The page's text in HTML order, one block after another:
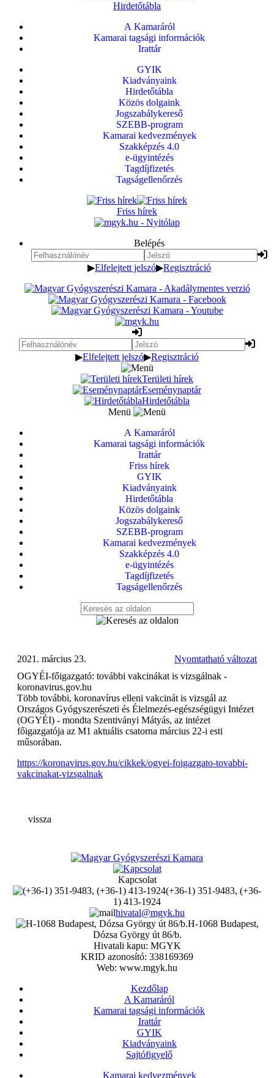
Hirdetőtábla
A Kamaráról
Kamarai tagsági információk
Irattár
GYIK
Kiadványaink
Hirdetőtábla
Közös dolgaink
Jogszabálykereső
SZEBB-program
Kamarai kedvezmények
Szakképzés 4.0
e-ügyintézés
Tagdíjfizetés
Tagságellenőrzés
Friss hírek
Belépés
▶Elfelejtett jelszó▶Regisztráció
▶Elfelejtett jelszó▶Regisztráció
Területi hírek
Eseménynaptár
Hirdetőtábla
Menü
A Kamaráról
Kamarai tagsági információk
Irattár
Friss hírek
GYIK
Kiadványaink
Hirdetőtábla
Közös dolgaink
Jogszabálykereső
SZEBB-program
Kamarai kedvezmények
Szakképzés 4.0
e-ügyintézés
Tagdíjfizetés
Tagságellenőrzés
Nyomtatható változat
2021. március 23.
OGYÉI-főigazgató: további vakcinákat is vizsgálnak -
koronavirus.gov.hu
Több további, koronavírus elleni vakcinát is vizsgál az
Országos Gyógyszerészeti és Élelmezés-egészségügyi Intézet
(OGYÉI) - mondta Szentiványi Mátyás, az intézet
főigazgatója az M1 aktuális csatorna március 22-i esti
műsorában.
https://koronavirus.gov.hu/cikkek/ogyei-foigazgato-tovabbi-
vakcinakat-vizsgalnak
vissza
Kapcsolat
(+36-1) 351-9483, (+36-
1) 413-1924
hivatal@mgyk.hu
H-1068 Budapest,
Dózsa György út 86/b.
Hivatali kapu: MGYK
KRID azonosító: 338169369
Web: www.mgyk.hu
Kezdőlap
A Kamaráról
Kamarai tagsági információk
Irattár
GYIK
Kiadványaink
Sajtófigyelő
Kamarai kedvezmények